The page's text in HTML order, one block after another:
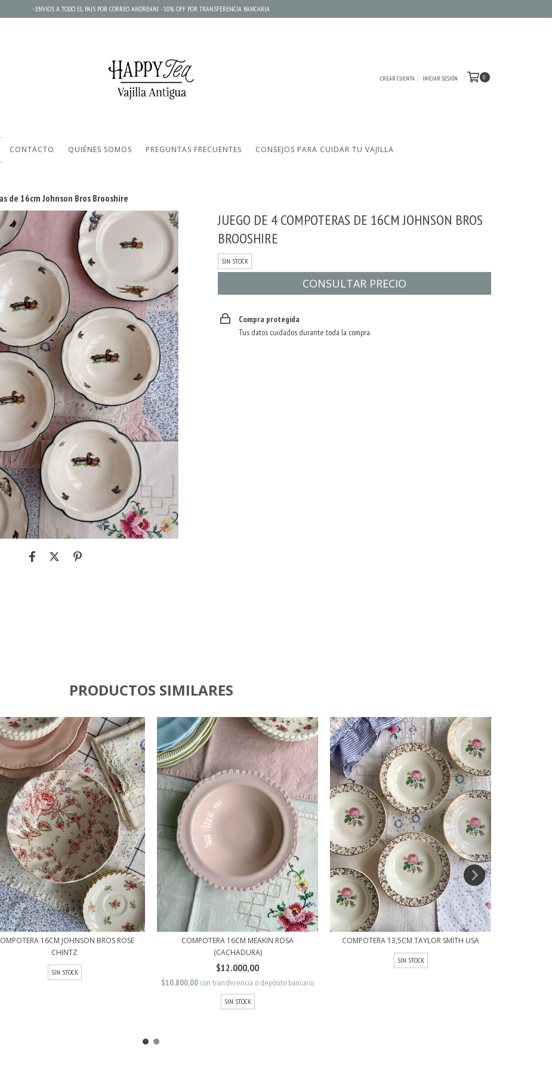
- ENVIOS A TODO EL PAIS POR CORREO ANDREANI - 10% OFF POR TRANSFERENCIA BANCARIA
CREAR CUENTA INICIAR SESIÓN 0
CONTACTO QUIÉNES SOMOS PREGUNTAS FRECUENTES CONSEJOS PARA CUIDAR TU VAJILLA
de 16cm Johnson Bros Brooshire
JUEGO DE 4 COMPOTERAS DE 16CM JOHNSON BROS
BROOSHIRE
SIN STOCK
Compra protegida
Tus datos cuidados durante toda la compra.
PRODUCTOS SIMILARES
16CM JOHNSON BROS ROSE
CHINTZ
SIN STOCK
COMPOTERA 16CM MEAKIN ROSA
(CACHADURA)
$12.000,00
$10.800,00 con transferencia o depósito bancario
SIN STOCK
COMPOTERA 13,5CM TAYLOR SMITH USA
SIN STOCK